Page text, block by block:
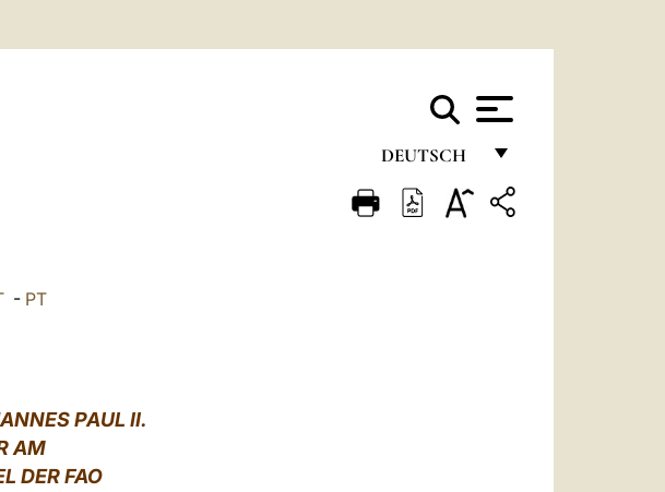
DEUTSCH
FRANÇAIS
- PT
PAUL II.
AM
DER FAO